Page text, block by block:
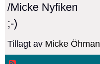
/Micke Nyfiken
;-)
Tillagt av Micke Öhman